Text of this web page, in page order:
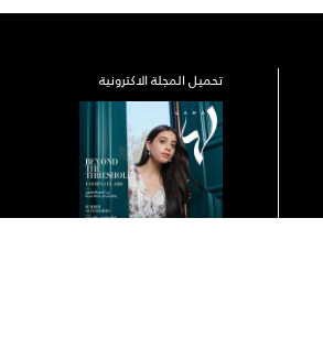
تحميل المجلة الاكترونية